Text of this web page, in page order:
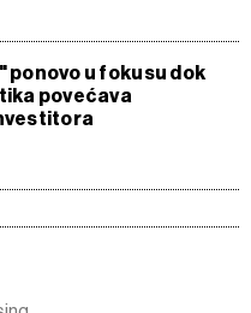
ponovo u fokusu dok
povećava